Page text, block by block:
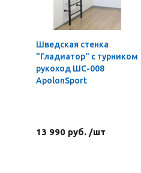
Шведская стенка
"Гладиатор" с турником
рукоход ШС-008
ApolonSport
13 990 руб. /шт